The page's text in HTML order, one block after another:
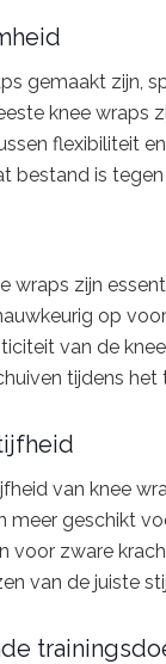
gemaakt zijn,
knee wraps
flexibiliteit
bestand is
wraps zijn
op
van de
tijdens het
van knee
meer geschikt
voor zware
van de juiste